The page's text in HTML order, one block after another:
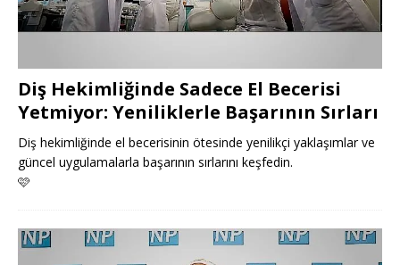
Diş Hekimliğinde Sadece El Becerisi
Yetmiyor: Yeniliklerle Başarının Sırları
Diş hekimliğinde el becerisinin ötesinde yenilikçi yaklaşımlar ve
güncel uygulamalarla başarının sırlarını keşfedin.
🩷